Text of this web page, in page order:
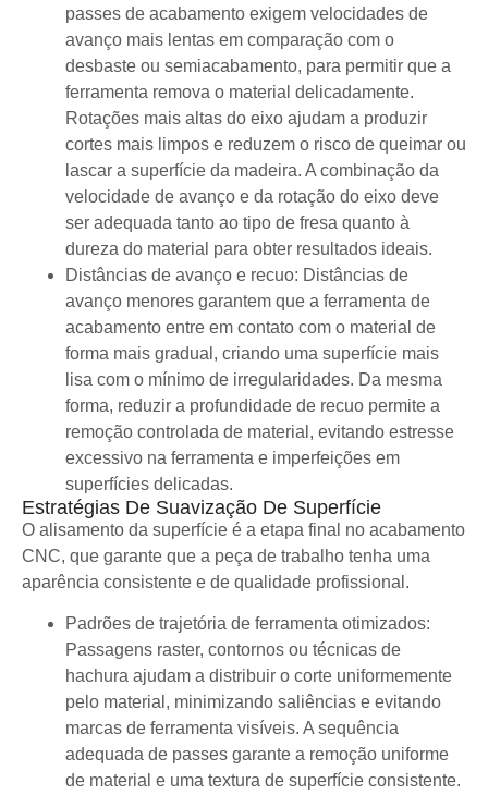
passes de acabamento exigem velocidades de
avanço mais lentas em comparação com o
desbaste ou semiacabamento, para permitir que a
ferramenta remova o material delicadamente.
Rotações mais altas do eixo ajudam a produzir
cortes mais limpos e reduzem o risco de queimar ou
lascar a superfície da madeira. A combinação da
velocidade de avanço e da rotação do eixo deve
ser adequada tanto ao tipo de fresa quanto à
dureza do material para obter resultados ideais.
Distâncias de avanço e recuo: Distâncias de
avanço menores garantem que a ferramenta de
acabamento entre em contato com o material de
forma mais gradual, criando uma superfície mais
lisa com o mínimo de irregularidades. Da mesma
forma, reduzir a profundidade de recuo permite a
remoção controlada de material, evitando estresse
excessivo na ferramenta e imperfeições em
superfícies delicadas.
Estratégias De Suavização De Superfície
O alisamento da superfície é a etapa final no acabamento
CNC, que garante que a peça de trabalho tenha uma
aparência consistente e de qualidade profissional.
Padrões de trajetória de ferramenta otimizados:
Passagens raster, contornos ou técnicas de
hachura ajudam a distribuir o corte uniformemente
pelo material, minimizando saliências e evitando
marcas de ferramenta visíveis. A sequência
adequada de passes garante a remoção uniforme
de material e uma textura de superfície consistente.